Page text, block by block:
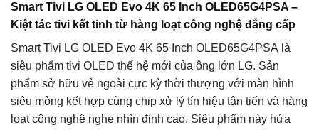
Smart Tivi LG OLED Evo 4K 65 Inch OLED65G4PSA –
Kiệt tác tivi kết tinh từ hàng loạt công nghệ đẳng cấp
Smart Tivi LG OLED Evo 4K 65 Inch OLED65G4PSA là
siêu phẩm tivi OLED thế hệ mới của ông lớn LG. Sản
phẩm sở hữu vẻ ngoài cực kỳ thời thượng với màn hình
siêu mỏng kết hợp cùng chip xử lý tín hiệu tân tiến và hàng
loạt công nghệ nghe nhìn đỉnh cao. Siêu phẩm này hứa